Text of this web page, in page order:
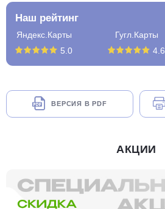
Наш рейтинг
Яндекс.Карты
5.0
Гугл.Карты
4.6
ВЕРСИЯ В PDF
АКЦИИ